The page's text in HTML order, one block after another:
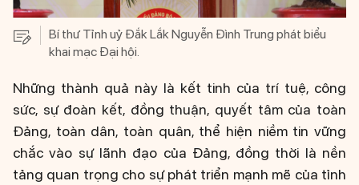
Bí thư Tỉnh uỷ Đắk Lắk Nguyễn Đình Trung phát biểu
khai mạc Đại hội.
Những thành quả này là kết tinh của trí tuệ, công
sức, sự đoàn kết, đồng thuận, quyết tâm của toàn
Đảng, toàn dân, toàn quân, thể hiện niềm tin vững
chắc vào sự lãnh đạo của Đảng, đồng thời là nền
tảng quan trọng cho sự phát triển mạnh mẽ của tỉnh